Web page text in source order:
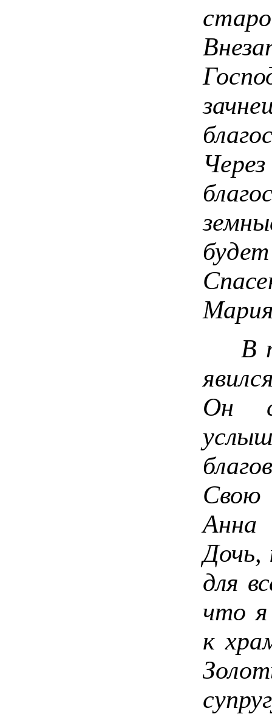
В
Он
Свою
Дочь,
для
что я
к